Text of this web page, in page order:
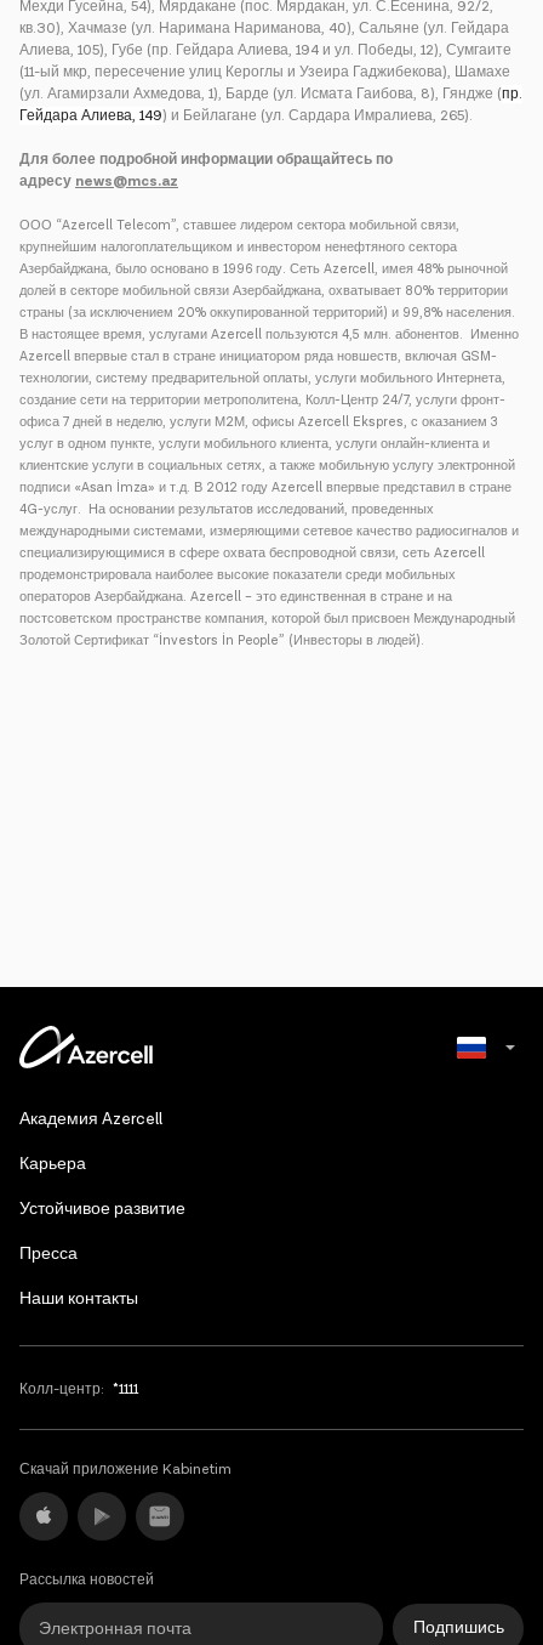
Мехди Гусейна, 54), Мярдакане (пос. Мярдакан, ул. С.Есенина, 92/2,
кв.30), Хачмазе (ул. Наримана Нариманова, 40), Сальяне (ул. Гейдара
Алиева, 105), Губе (пр. Гейдара Алиева, 194 и ул. Победы, 12), Сумгаите
(11-ый мкр, пересечение улиц Кероглы и Узеира Гаджибекова), Шамахе
(ул. Агамирзали Ахмедова, 1), Барде (ул. Исмата Гаибова, 8), Гяндже (пр.
Гейдара Алиева, 149) и Бейлагане (ул. Сардара Имралиева, 265).
Для более подробной информации обращайтесь по
адресу news@mcs.az
ООО “Azercell Teleсom”, ставшее лидером сектора мобильной связи,
крупнейшим налогоплательщиком и инвестором ненефтяного сектора
Азербайджана, было основано в 1996 году. Сеть Azercell, имея 48% рыночной
долей в секторе мобильной связи Азербайджана, охватывает 80% территории
страны (за исключением 20% оккупированной территорий) и 99,8% населения.
В настоящее время, услугами Azercell пользуются 4,5 млн. абонентов. Именно
Azercell впервые стал в стране инициатором ряда новшеств, включая GSM-
технологии, систему предварительной оплаты, услуги мобильного Интернета,
создание сети на территории метрополитена, Колл-Центр 24/7, услуги фронт-
офиса 7 дней в неделю, услуги М2М, офисы Azercell Ekspres, с оказанием 3
услуг в одном пункте, услуги мобильного клиента, услуги онлайн-клиента и
клиентские услуги в социальных сетях, а также мобильную услугу электронной
подписи «Asan İmza» и т.д. В 2012 году Azercell впервые представил в стране
4G-услуг. На основании результатов исследований, проведенных
международными системами, измеряющими сетевое качество радиосигналов и
специализирующимися в сфере охвата беспроводной связи, сеть Azercell
продемонстрировала наиболее высокие показатели среди мобильных
операторов Азербайджана. Azercell – это единственная в стране и на
постсоветском пространстве компания, которой был присвоен Международный
Золотой Сертификат “İnvestors İn People” (Инвесторы в людей).
Академия Azercell
Карьера
Устойчивое развитие
Пресса
Наши контакты
Колл-центр: *1111
Скачай приложение Kabinetim
Рассылка новостей
Подпишись